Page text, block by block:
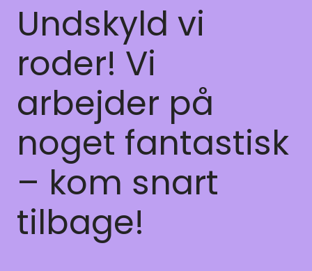
Undskyld vi
roder! Vi
arbejder på
noget fantastisk
– kom snart
tilbage!